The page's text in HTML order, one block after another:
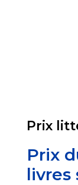
Prix
Prix
livres